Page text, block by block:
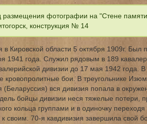
размещения фотографии на "Стене
конструкция № 14
в Кировской области 5 октября 1909г. Был
1941 года. Служил рядовым в 189
дивизии до 17 мая 1942 года.
кровопролитные бои. В треугольнике
(Беларуссия) вся дивизия попала в
бойцы дивизии неся тяжелые потери,
кольца группами и в одиночку
своим. 70-я кавдивизия завершила свой